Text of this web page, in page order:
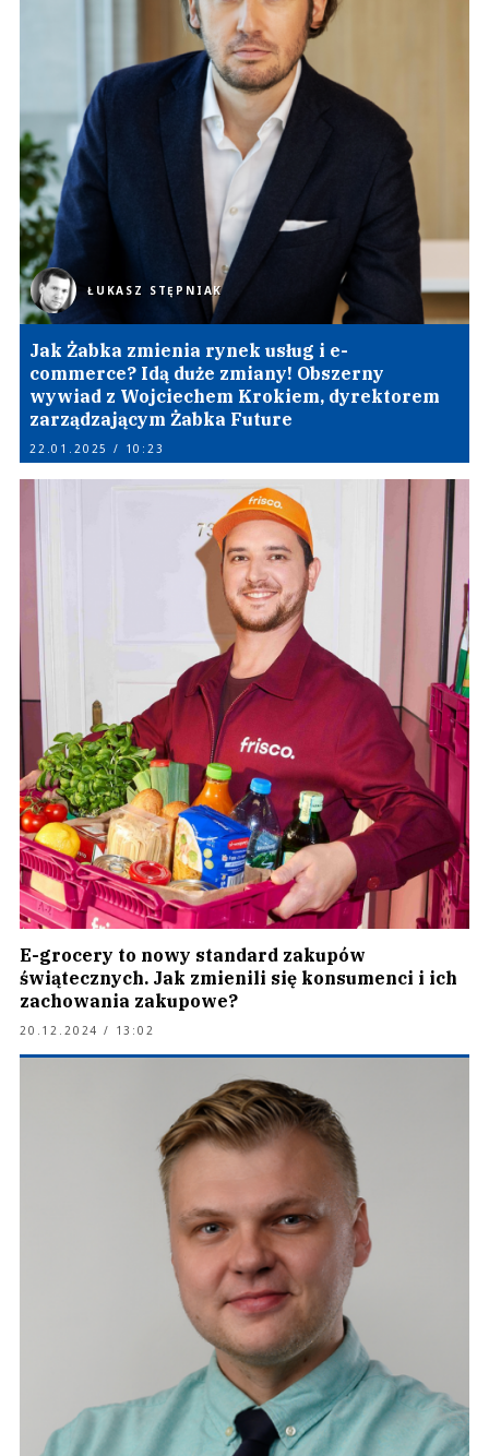
ŁUKASZ STĘPNIAK
Jak Żabka zmienia rynek usług i e-
commerce? Idą duże zmiany! Obszerny
wywiad z Wojciechem Krokiem, dyrektorem
zarządzającym Żabka Future
22.01.2025 / 10:23
E-grocery to nowy standard zakupów
świątecznych. Jak zmienili się konsumenci i ich
zachowania zakupowe?
20.12.2024 / 13:02